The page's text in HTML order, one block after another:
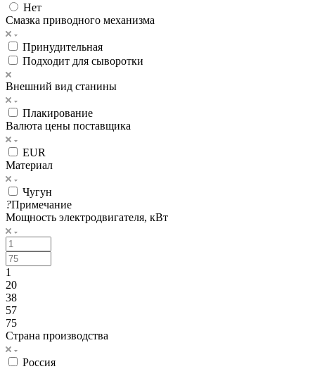
Нет
Смазка приводного механизма
Принудительная
Подходит для сыворотки
Внешний вид станины
Плакирование
Валюта цены поставщика
EUR
Материал
Чугун
?Примечание
Мощность электродвигателя, кВт
1
20
38
57
75
Страна производства
Россия